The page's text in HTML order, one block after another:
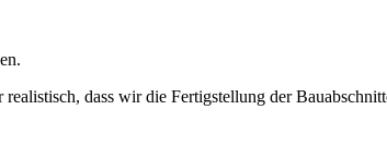
dass wir die Fertigstellung der